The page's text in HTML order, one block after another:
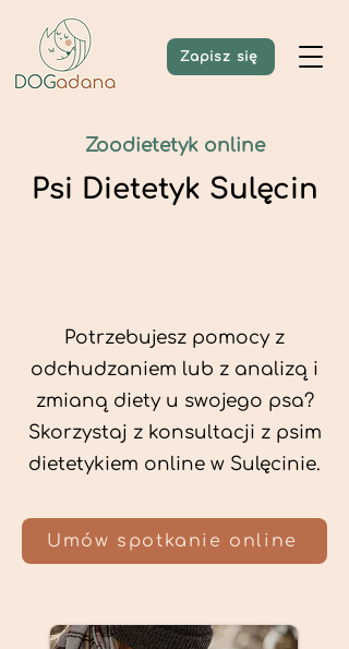
Zapisz się
Zoodietetyk online
Psi Dietetyk Sulęcin
Potrzebujesz pomocy z
odchudzaniem lub z analizą i
zmianą diety u swojego psa?
Skorzystaj z konsultacji z psim
dietetykiem online w Sulęcinie.
Umów spotkanie online